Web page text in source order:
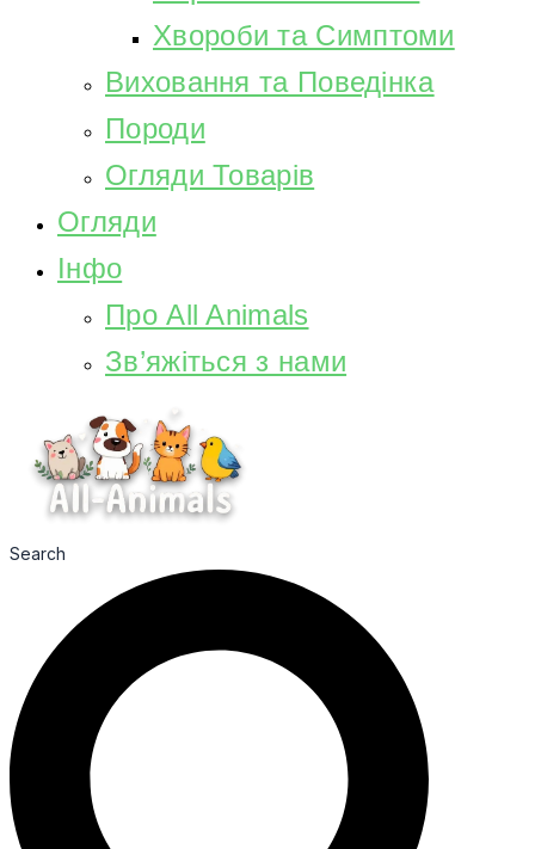
Хвороби та Симптоми
Виховання та Поведінка
Породи
Огляди Товарів
Огляди
Інфо
Про All Animals
Зв’яжіться з нами
Search